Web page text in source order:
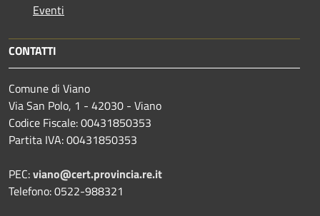
Eventi
CONTATTI
Comune di Viano
Via San Polo, 1 - 42030 - Viano
Codice Fiscale: 00431850353
Partita IVA: 00431850353
PEC:viano@cert.provincia.re.it
Telefono: 0522-988321